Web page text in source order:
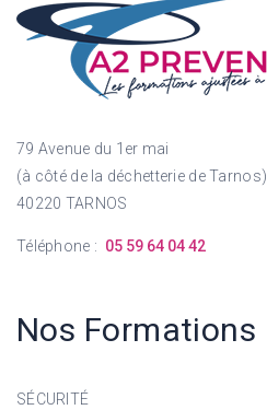
79 Avenue du 1er mai
(à côté de la déchetterie de Tarnos)
40220 TARNOS
Téléphone : 05 59 64 04 42
Nos Formations
SÉCURITÉ